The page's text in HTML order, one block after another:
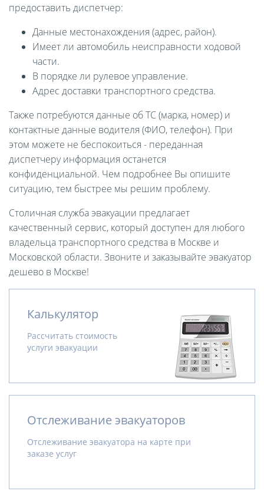
предоставить диспетчер:
Данные местонахождения (адрес, район).
Имеет ли автомобиль неисправности ходовой
части.
В порядке ли рулевое управление.
Адрес доставки транспортного средства.
Также потребуются данные об ТС (марка, номер) и
контактные данные водителя (ФИО, телефон). При
этом можете не беспокоиться - переданная
диспетчеру информация останется
конфиденциальной. Чем подробнее Вы опишите
ситуацию, тем быстрее мы решим проблему.
Столичная служба эвакуации предлагает
качественный сервис, который доступен для любого
владельца транспортного средства в Москве и
Московской области. Звоните и заказывайте эвакуатор
дешево в Москве!
Калькулятор
Рассчитать стоимость
услуги эвакуации
Отслеживание эвакуаторов
Отслеживание эвакуатора на карте при
заказе услуг